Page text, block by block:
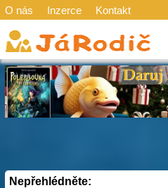
O nás Inzerce Kontakt
Nepřehlédněte: